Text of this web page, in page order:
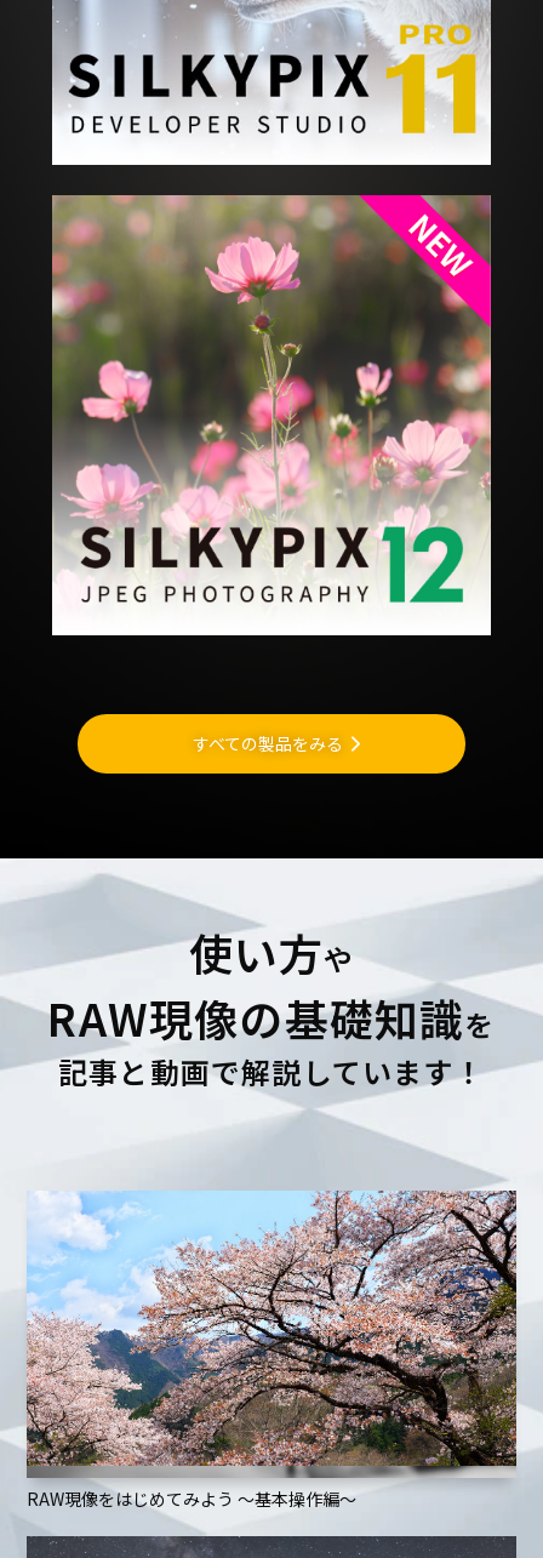
すべての製品をみる
使い方や
RAW現像の基礎知識を
記事と動画で解説しています！
RAW現像をはじめてみよう ～基本操作編～